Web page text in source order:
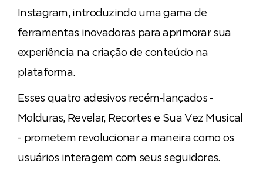
Instagram, introduzindo uma gama de
ferramentas inovadoras para aprimorar sua
experiência na criação de conteúdo na
plataforma.
Esses quatro adesivos recém-lançados -
Molduras, Revelar, Recortes e Sua Vez Musical
- prometem revolucionar a maneira como os
usuários interagem com seus seguidores.